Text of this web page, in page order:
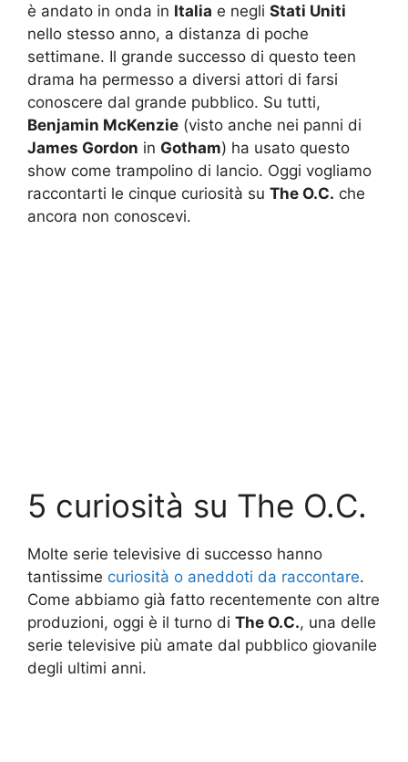
è andato in onda in Italia e negli Stati Uniti
nello stesso anno, a distanza di poche
settimane. Il grande successo di questo teen
drama ha permesso a diversi attori di farsi
conoscere dal grande pubblico. Su tutti,
Benjamin McKenzie (visto anche nei panni di
James Gordon in Gotham) ha usato questo
show come trampolino di lancio. Oggi vogliamo
raccontarti le cinque curiosità su The O.C. che
ancora non conoscevi.
5 curiosità su The O.C.
Molte serie televisive di successo hanno
tantissime curiosità o aneddoti da raccontare.
Come abbiamo già fatto recentemente con altre
produzioni, oggi è il turno di The O.C., una delle
serie televisive più amate dal pubblico giovanile
degli ultimi anni.